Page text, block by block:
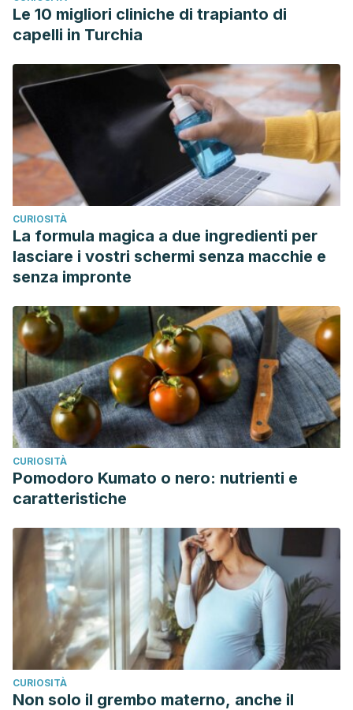
Le 10 migliori cliniche di trapianto di
capelli in Turchia
CURIOSITÀ
La formula magica a due ingredienti per
lasciare i vostri schermi senza macchie e
senza impronte
CURIOSITÀ
Pomodoro Kumato o nero: nutrienti e
caratteristiche
CURIOSITÀ
Non solo il grembo materno, anche il